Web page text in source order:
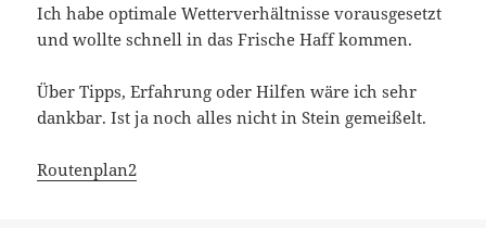
Ich habe optimale Wetterverhältnisse vorausgesetzt
und wollte schnell in das Frische Haff kommen.
Über Tipps, Erfahrung oder Hilfen wäre ich sehr
dankbar. Ist ja noch alles nicht in Stein gemeißelt.
Routenplan2